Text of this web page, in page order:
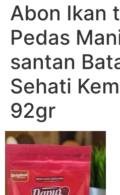
Abon Ikan
Pedas
santan
Sehati
92gr